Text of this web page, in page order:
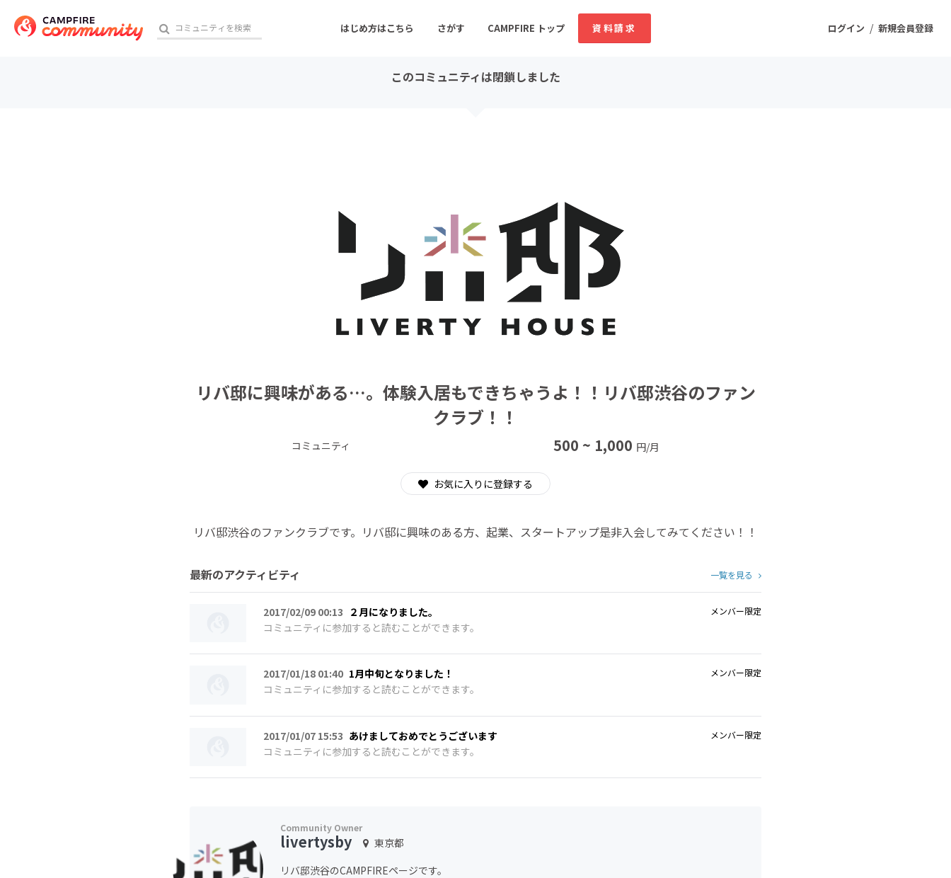
ログイン / 新規会員登録
はじめ方はこちら さがす CAMPFIRE トップ 資料請求
フード・飲食店
アニメ・漫画
ソーシャルグッド ビューティー・ヘルスケア
CAMPFIRE for Social Good CAMPFIRE Creation
このコミュニティは閉鎖しました
リバ邸に興味がある…。体験入居もできちゃうよ！！リバ邸渋谷のファン
クラブ！！
コミュニティ 500 ~ 1,000 円/月
お気に入りに登録する
リバ邸渋谷のファンクラブです。リバ邸に興味のある方、起業、スタートアップ是非入会してみてください！！
最新のアクティビティ 一覧を見る
2017/02/09 00:13 ２月になりました。 メンバー限定
コミュニティに参加すると読むことができます。
2017/01/18 01:40 1月中旬となりました！ メンバー限定
コミュニティに参加すると読むことができます。
2017/01/07 15:53 あけましておめでとうございます メンバー限定
コミュニティに参加すると読むことができます。
livertysby
東京都
リバ邸渋谷のCAMPFIREページです。